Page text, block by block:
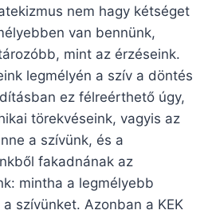
nem hagy kétséget
van bennünk,
mint az érzéseink.
legmélyén a szív a döntés
ez félreérthető úgy,
törekvéseink, vagyis az
a szívünk, és a
fakadnának az
mintha a legmélyebb
szívünket. Azonban a KEK